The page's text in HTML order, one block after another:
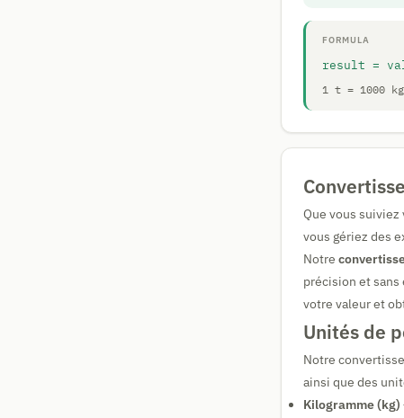
FORMULA
result =
1 t = 1000 kg
Que vous
vous gériez des
Notre
précision et
votre valeur et
Unités de
Notre
ainsi que des
Kilogramme (kg)